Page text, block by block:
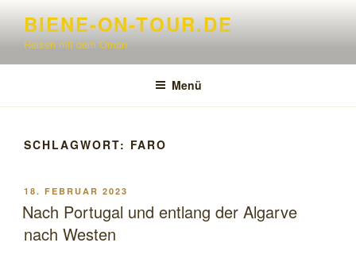
springen
BIENE-ON-TOUR.DE
Reisen mit dem Oman
Menü
SCHLAGWORT: FARO
VERÖFFENTLICHT
AM
18. FEBRUAR 2023
Nach Portugal und entlang der Algarve
nach Westen